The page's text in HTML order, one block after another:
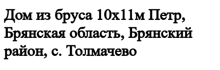
Дом из бруса 10х11м Петр,
Брянская область, Брянский
район, с. Толмачево